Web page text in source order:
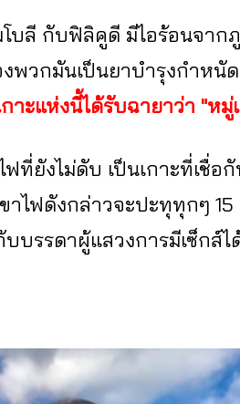
บลี กับฟิลิคูดี มีไอร้อนจาก
พวกมันเป็นยาบำรุงกำหนั
าะแห่งนี้ได้รับฉายาว่า "หมู่
ฟที่ยังไม่ดับ เป็นเกาะที่เชื่อ
าไฟดังกล่าวจะปะทุทุกๆ
บรรดาผู้แสวงการมีเซ็กส์ไ